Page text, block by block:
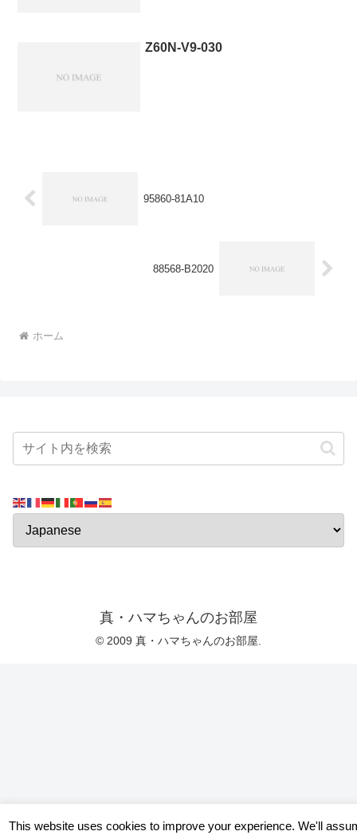
Z60N-V9-030
95860-81A10
88568-B2020
ホーム
真・ハマちゃんのお部屋
© 2009 真・ハマちゃんのお部屋.
This website uses cookies to improve your experience. We'll